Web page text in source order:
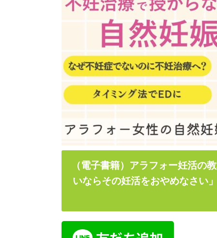
（電子書籍）アラフォー妊活の
いならその妊活をおやめなさい